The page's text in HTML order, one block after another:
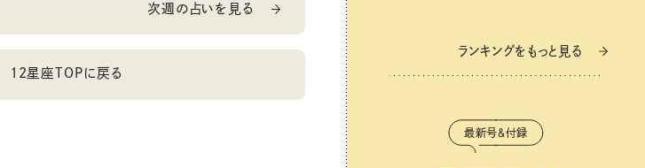
次週の占いを見る
12星座TOPに戻る
ランキングをもっと見る
最新号＆付録